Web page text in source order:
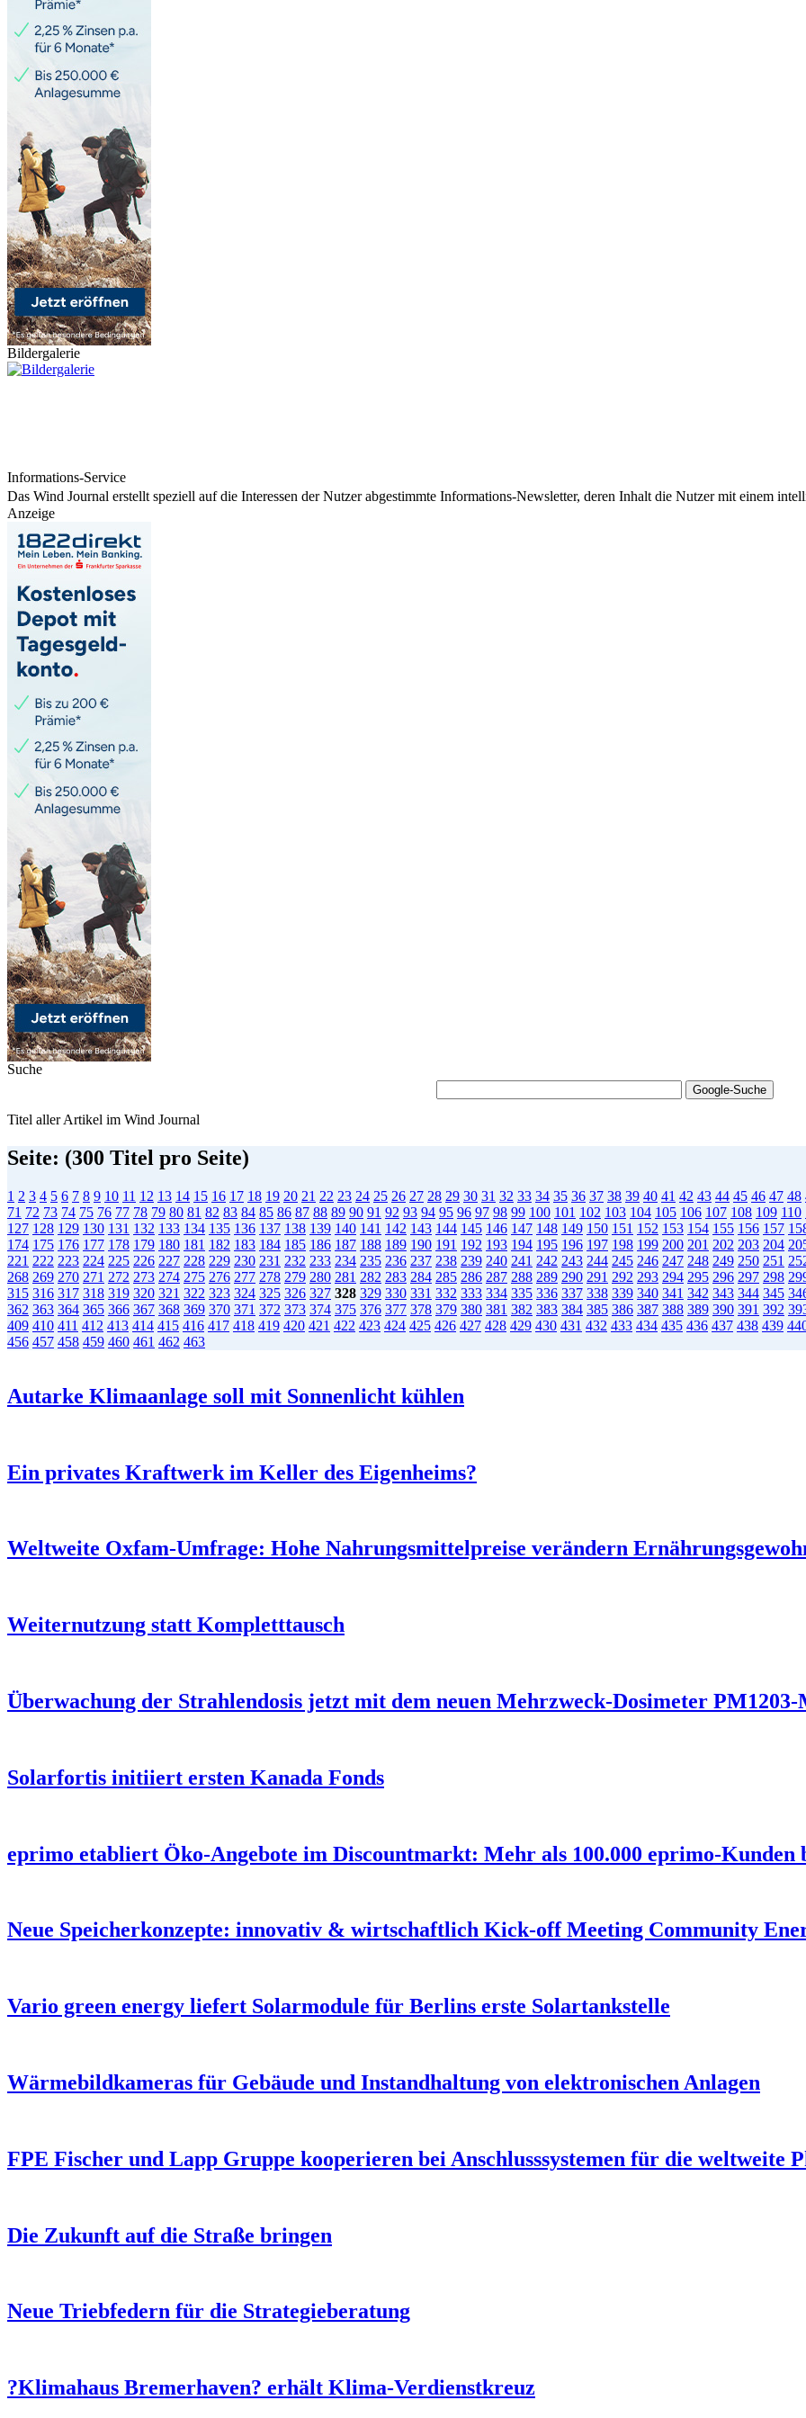
Bildergalerie
Informations-Service
Das Wind Journal erstellt speziell auf die Interessen der Nutzer abgestimmte Informations-Newsletter, deren Inhalt die Nutzer mit einem
Anzeige
Suche
Titel aller Artikel im Wind Journal
Seite: (300 Titel pro Seite)
1 2 3 4 5 6 7 8 9 10 11 12 13 14 15 16 17 18 19 20 21 22 23 24 25 26 27 28 29 30 31 32 33 34 35 36 37 38 39 40 41 42 43 44 45 46 47 48
71 72 73 74 75 76 77 78 79 80 81 82 83 84 85 86 87 88 89 90 91 92 93 94 95 96 97 98 99 100 101 102 103 104 105 106 107 108 109 110
127 128 129 130 131 132 133 134 135 136 137 138 139 140 141 142 143 144 145 146 147 148 149 150 151 152 153 154 155 156 157
174 175 176 177 178 179 180 181 182 183 184 185 186 187 188 189 190 191 192 193 194 195 196 197 198 199 200 201 202 203 204
221 222 223 224 225 226 227 228 229 230 231 232 233 234 235 236 237 238 239 240 241 242 243 244 245 246 247 248 249 250 251
268 269 270 271 272 273 274 275 276 277 278 279 280 281 282 283 284 285 286 287 288 289 290 291 292 293 294 295 296 297 298
315 316 317 318 319 320 321 322 323 324 325 326 327 328 329 330 331 332 333 334 335 336 337 338 339 340 341 342 343 344 345
362 363 364 365 366 367 368 369 370 371 372 373 374 375 376 377 378 379 380 381 382 383 384 385 386 387 388 389 390 391 392
409 410 411 412 413 414 415 416 417 418 419 420 421 422 423 424 425 426 427 428 429 430 431 432 433 434 435 436 437 438 439
456 457 458 459 460 461 462 463
Autarke Klimaanlage soll mit Sonnenlicht kühlen
Ein privates Kraftwerk im Keller des Eigenheims?
Weltweite Oxfam-Umfrage: Hohe Nahrungsmittelpreise verändern
Weiternutzung statt Kompletttausch
Überwachung der Strahlendosis jetzt mit dem neuen Mehrzweck-Dosimeter
Solarfortis initiiert ersten Kanada Fonds
eprimo etabliert Öko-Angebote im Discountmarkt: Mehr als 100.000 eprimo-Kunden
Neue Speicherkonzepte: innovativ & wirtschaftlich Kick-off Meeting Community
Vario green energy liefert Solarmodule für Berlins erste Solartankstelle
Wärmebildkameras für Gebäude und Instandhaltung von elektronischen Anlagen
FPE Fischer und Lapp Gruppe kooperieren bei Anschlusssystemen für die weltweite
Die Zukunft auf die Straße bringen
Neue Triebfedern für die Strategieberatung
?Klimahaus Bremerhaven? erhält Klima-Verdienstkreuz